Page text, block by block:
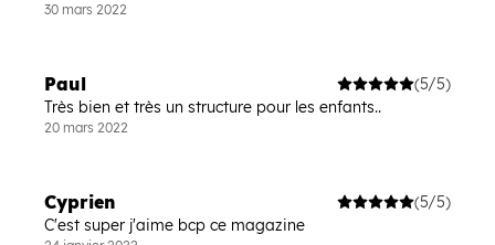
30 mars 2022
Paul
(5/5)
Très bien et très un structure pour les enfants..
20 mars 2022
Cyprien
(5/5)
C'est super j'aime bcp ce magazine